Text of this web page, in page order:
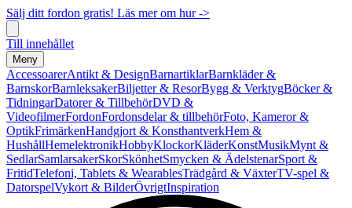
Sälj ditt fordon gratis! Läs mer om hur ->
Till innehållet
Meny
AccessoarerAntikt & DesignBarnartiklarBarnkläder &
BarnskorBarnleksakerBiljetter & ResorBygg & VerktygBöcker &
TidningarDatorer & TillbehörDVD &
VideofilmerFordonFordonsdelar & tillbehörFoto, Kameror &
OptikFrimärkenHandgjort & KonsthantverkHem &
HushållHemelektronikHobbyKlockorKläderKonstMusikMynt &
SedlarSamlarsakerSkorSkönhetSmycken & ÄdelstenarSport &
FritidTelefoni, Tablets & WearablesTrädgård & VäxterTV-spel &
DatorspelVykort & BilderÖvrigtInspiration